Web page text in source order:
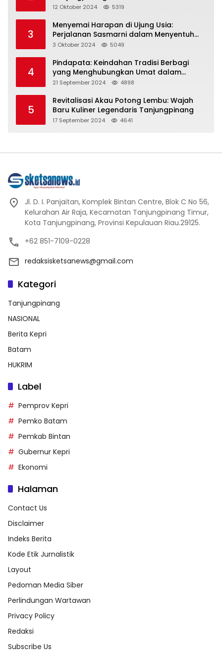
Representasi
12 Oktober 2024 5319
3
Menyemai Harapan di Ujung Usia:
Perjalanan Sasmarni dalam Menyentuh
Hati dan Jiwa
3 Oktober 2024 5049
4
Pindapata: Keindahan Tradisi Berbagi
yang Menghubungkan Umat dalam
Spiritualitas dan Kebersamaan dalam
21 September 2024 4898
5
Revitalisasi Akau Potong Lembu: Wajah
Baru Kuliner Legendaris Tanjungpinang
17 September 2024 4641
Jl. D. I. Panjaitan, Komplek Bintan Centre, Blok C No 56,
Kelurahan Air Raja, Kecamatan Tanjungpinang Timur,
Kota Tanjungpinang, Provinsi Kepulauan Riau.29125.
+62 851-7109-0228
redaksisketsanews@gmail.com
Kategori
Tanjungpinang
NASIONAL
Berita Kepri
Batam
HUKRIM
Label
Pemprov Kepri
Pemko Batam
Pemkab Bintan
Gubernur Kepri
Ekonomi
Halaman
Contact Us
Disclaimer
Indeks Berita
Kode Etik Jurnalistik
Layout
Pedoman Media Siber
Perlindungan Wartawan
Privacy Policy
Redaksi
Subscribe Us